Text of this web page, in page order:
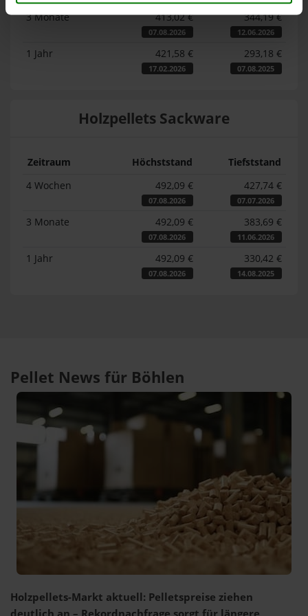
3 Monate 413,02 €
07.08.2026
344,19 €
12.06.2026
1 Jahr 421,58 €
17.02.2026
293,18 €
07.08.2025
Holzpellets Sackware
Zeitraum Höchststand
Tiefststand
4 Wochen
492,09 €
07.08.2026
427,74 €
07.07.2026
3 Monate 492,09 €
07.08.2026
383,69 €
11.06.2026
1 Jahr 492,09 €
07.08.2026
330,42 €
14.08.2025
Pellet News für Böhlen
Holzpellets-Markt aktuell: Pelletspreise ziehen